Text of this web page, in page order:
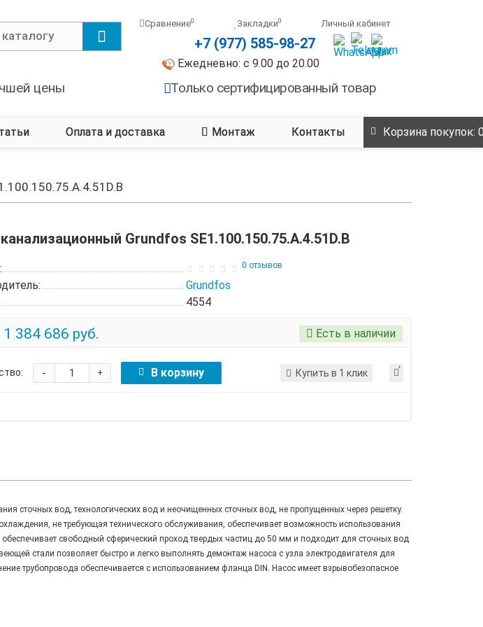
Сравнение0 Закладки0 Личный кабинет
+7 (977) 585-98-27
Ежедневно: с 9.00 до 20.00
цены Только сертифицированный товар
Оплата и доставка Монтаж Контакты Корзина покупок:
Grundfos SE1.100.150.75.A.4.51D.B
0 отзывов
Grundfos
4554
1 384 686 руб. Есть в наличии
+
- В корзину Купить в 1 клик
сточных вод, технологических вод и неочищенных сточных вод, не пропущенных через решетку.
не требующая технического обслуживания, обеспечивает возможность использования
свободный сферический проход твердых частиц до 50 мм и подходит для сточных вод
стали позволяет быстро и легко выполнять демонтаж насоса с узла электродвигателя для
трубопровода обеспечивается с использованием фланца DIN. Насос имеет взрывобезопасное